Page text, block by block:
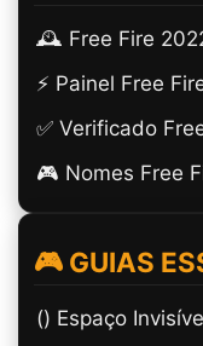
🕰️ Free Fire
⚡ Painel Free
✅ Verificado
🎮 Nomes Free
🎮 GUIAS
(ㅤ) Espaço